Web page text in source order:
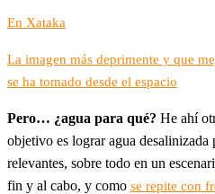
En Xataka
La imagen más deprimente y que
se ha tomado desde el espacio
Pero… ¿agua para qué? He ahí
objetivo es lograr agua desalinizada
relevantes, sobre todo en un
fin y al cabo, y como se repite con